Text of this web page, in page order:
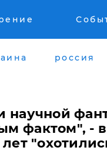
россия
научной
фактом", -
лет